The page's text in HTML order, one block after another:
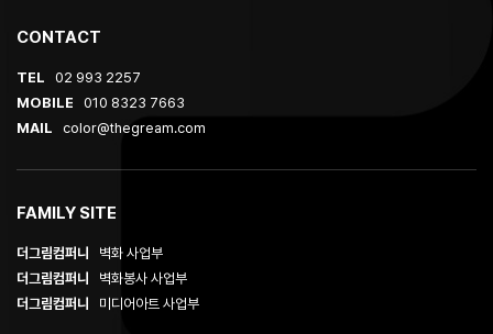
CONTACT
TEL
02 993 2257
MOBILE
010 8323 7663
MAIL
color@thegream.com
FAMILY SITE
더그림컴퍼니
벽화 사업부
더그림컴퍼니
벽화봉사 사업부
더그림컴퍼니
미디어아트 사업부